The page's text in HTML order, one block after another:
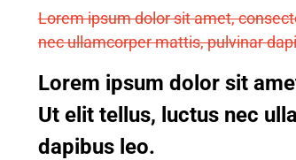
Lorem ipsum dolor sit amet,
nec ullamcorper mattis, pulvinar
Lorem ipsum dolor sit
Ut elit tellus, luctus nec
dapibus leo.